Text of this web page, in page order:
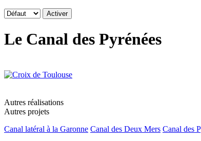
Le Canal des Pyrénées
Autres réalisations
Autres projets
Canal latéral à la Garonne Canal des Deux Mers Canal des